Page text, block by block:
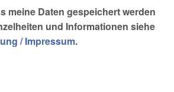
meine Daten gespeichert werden
und Informationen siehe
/ Impressum.